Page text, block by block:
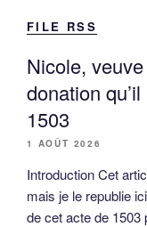
FILE RSS
Nicole,
donation
1503
1 AOÛT 2026
Introduction Cet
mais je le republie
de cet acte de